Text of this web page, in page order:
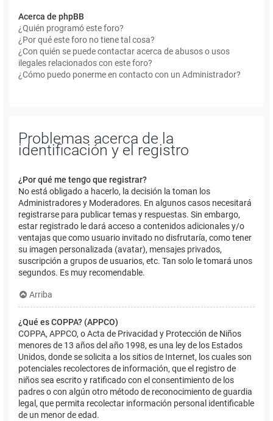
Acerca de phpBB
¿Quién programó este foro?
¿Por qué este foro no tiene tal cosa?
¿Con quién se puede contactar acerca de abusos o usos
ilegales relacionados con este foro?
¿Cómo puedo ponerme en contacto con un Administrador?
Problemas acerca de la
identificación y el registro
¿Por qué me tengo que registrar?
No está obligado a hacerlo, la decisión la toman los
Administradores y Moderadores. En algunos casos necesitará
registrarse para publicar temas y respuestas. Sin embargo,
estar registrado le dará acceso a contenidos adicionales y/o
ventajas que como usuario invitado no disfrutaría, como tener
su imagen personalizada (avatar), mensajes privados,
suscripción a grupos de usuarios, etc. Tan solo le tomará unos
segundos. Es muy recomendable.
Arriba
¿Qué es COPPA? (APPCO)
COPPA, APPCO, o Acta de Privacidad y Protección de Niños
menores de 13 años del año 1998, es una ley de los Estados
Unidos, donde se solicita a los sitios de Internet, los cuales son
potenciales recolectores de información, que el registro de
niños sea escrito y ratificado con el consentimiento de los
padres o con algún otro método de reconocimiento de guardia
legal, que permita recolectar información personal identificable
de un menor de edad.